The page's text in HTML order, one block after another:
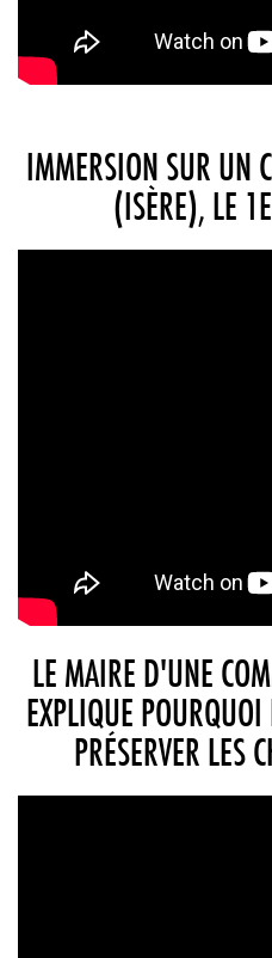
IMMERSION SUR UN
(ISÈRE), LE
LE MAIRE D'UNE
EXPLIQUE
PRÉSERVER LES